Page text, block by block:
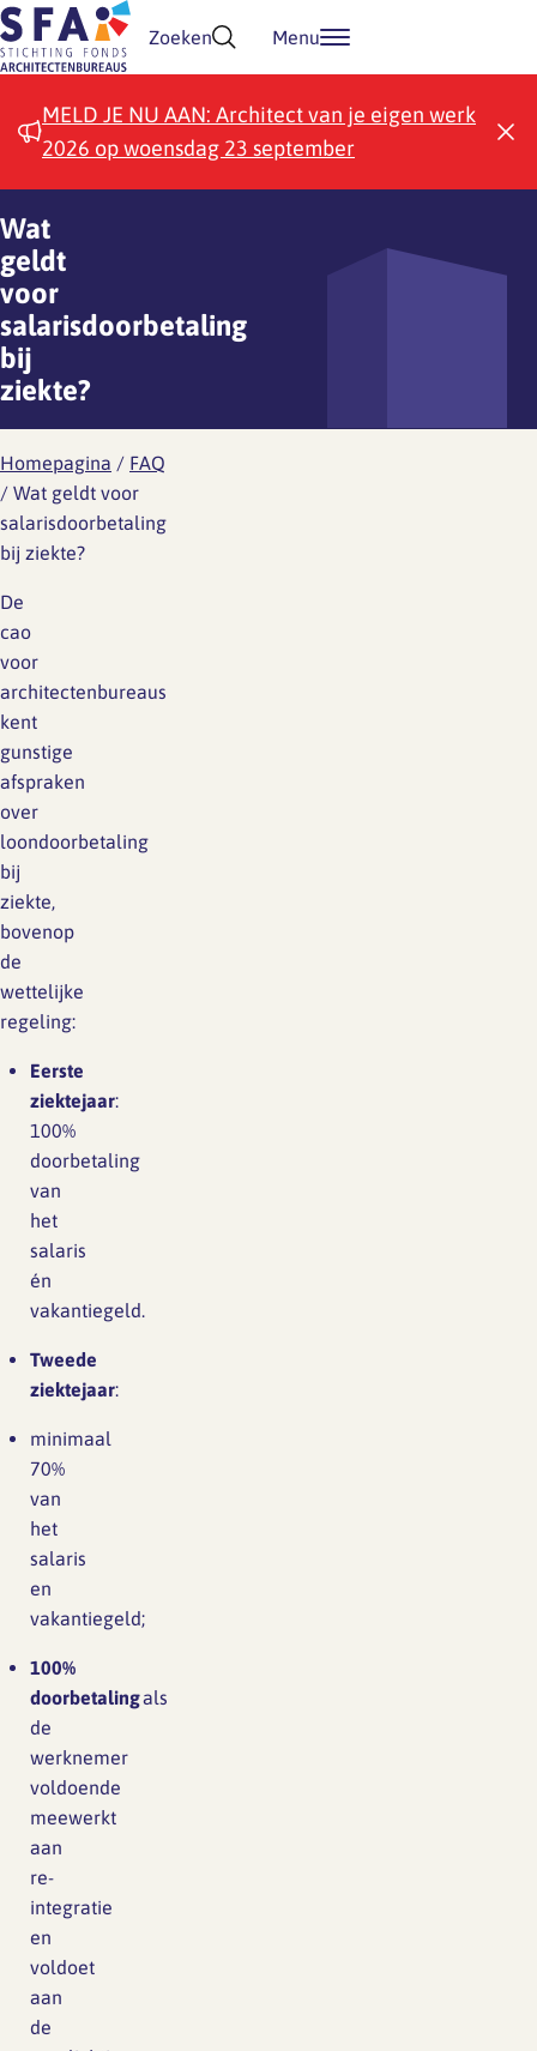
Doorgaan naar inhoud
Zoeken Menu
MELD JE NU AAN: Architect van je eigen werk
2026 op woensdag 23 september
Wat
geldt
voor
salarisdoorbetaling
bij
ziekte?
Homepagina / FAQ
/ Wat geldt voor
salarisdoorbetaling
bij ziekte?
De
cao
voor
architectenbureaus
kent
gunstige
afspraken
over
loondoorbetaling
bij
ziekte,
bovenop
de
wettelijke
regeling:
Eerste
ziektejaar:
100%
doorbetaling
van
het
salaris
én
vakantiegeld.
Tweede
ziektejaar:
minimaal
70%
van
het
salaris
en
vakantiegeld;
100%
doorbetalingals
de
werknemer
voldoende
meewerkt
aan
re-
integratie
en
voldoet
aan
de